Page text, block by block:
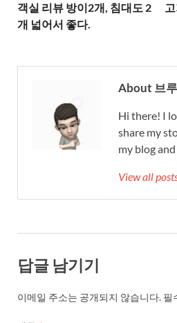
객실 리뷰 방이2개, 침대도 2
개 넓어서 좋다.
About 브
Hi there! I
share my
my blog and
View all
답글 남기기
이메일 주소는 공개되지 않습니다. 필